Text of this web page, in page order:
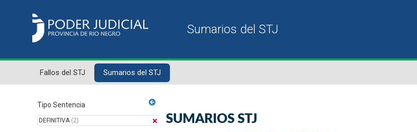
Fallos del STJ Sumarios del STJ
Tipo Sentencia
DEFINITIVA(2) SUMARIOS STJ